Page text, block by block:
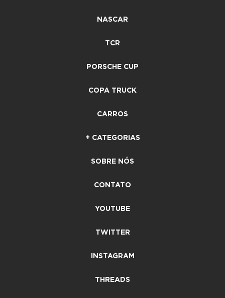
NASCAR
TCR
PORSCHE CUP
COPA TRUCK
CARROS
+ CATEGORIAS
SOBRE NÓS
CONTATO
YOUTUBE
TWITTER
INSTAGRAM
THREADS